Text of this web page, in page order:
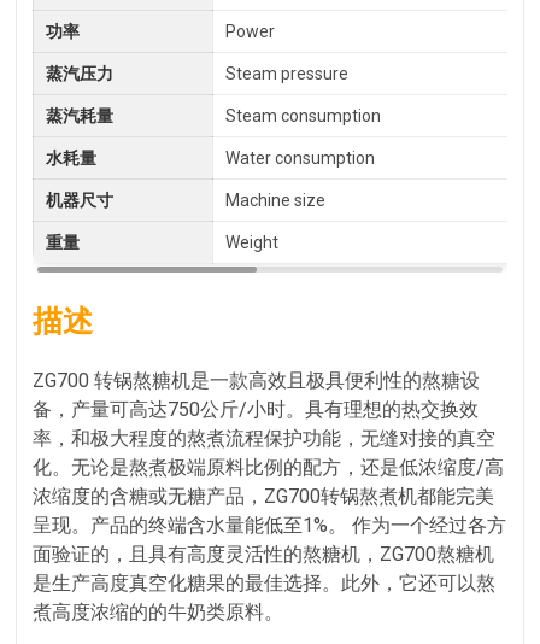
功率 Power
蒸汽压力 Steam pressure
蒸汽耗量 Steam consumption
水耗量 Water consumption
机器尺寸 Machine size
重量 Weight
描述
ZG700 转锅熬糖机是一款高效且极具便利性的熬糖设
备，产量可高达750公斤/小时。具有理想的热交换效
率，和极大程度的熬煮流程保护功能，无缝对接的真空
化。无论是熬煮极端原料比例的配方，还是低浓缩度/高
浓缩度的含糖或无糖产品，ZG700转锅熬煮机都能完美
呈现。产品的终端含水量能低至1%。 作为一个经过各方
面验证的，且具有高度灵活性的熬糖机，ZG700熬糖机
是生产高度真空化糖果的最佳选择。此外，它还可以熬
煮高度浓缩的的牛奶类原料。